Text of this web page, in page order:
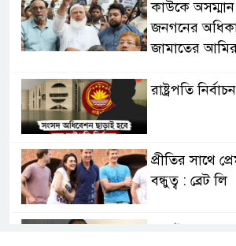
কাউকে
জনগনের
জামাতের
রাষ্ট্রপতি
প্রীতির সাথে
বন্ধুত্ব : ব্রেট লি
জুলাই সনদ ও